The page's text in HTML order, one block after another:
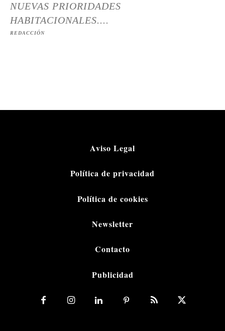
NUEVAS PRIORIDADES
HABITACIONALES....
REDACCIÓN
Aviso Legal
Política de privacidad
Política de cookies
Newsletter
Contacto
Publicidad